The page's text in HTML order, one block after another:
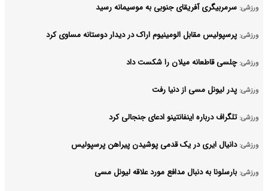
ورزشی: سرمربیگری آفریقای جنوبی به موسیمانه رسید
ورزشی: پرسپولیس مقابل الومینیوم اراک در دیدار دوستانه مساوی کرد
ورزشی: چلسی قاطعانه میلان را شکست داد
ورزشی: پدر لیونل مسی از دنیا رفت
ورزشی: تلگراف درباره اینفانتینو ادعای جنجالی کرد
ورزشی: دانیال ایری در یک قدمی پوشیدن پیراهن پرسپولیس
ورزشی: بارسلونا به دنبال مدافع مورد علاقه لیونل مسی